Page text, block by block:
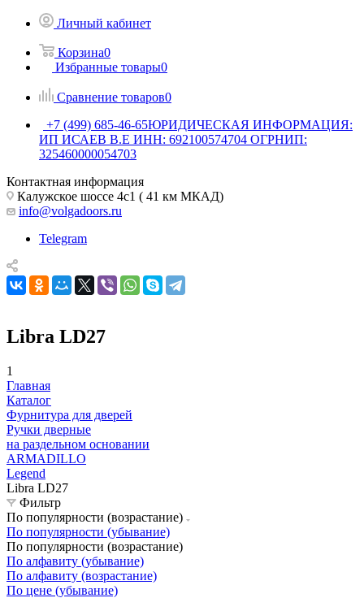
Личный кабинет
Корзина0
Избранные товары0
Сравнение товаров0
+7 (499) 685-46-65ЮРИДИЧЕСКАЯ ИНФОРМАЦИЯ:
ИП ИСАЕВ В.Е ИНН: 692100574704 ОГРНИП:
325460000054703
Контактная информация
Калужское шоссе 4с1 ( 41 км МКАД)
info@volgadoors.ru
Telegram
Libra LD27
1
Главная
Каталог
Фурнитура для дверей
Ручки дверные
на раздельном основании
ARMADILLO
Legend
Libra LD27
Фильтр
По популярности (возрастание)
По популярности (убывание)
По популярности (возрастание)
По алфавиту (убывание)
По алфавиту (возрастание)
По цене (убывание)